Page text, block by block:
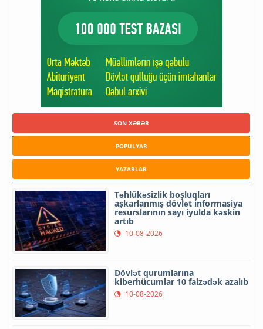
SON XƏBƏR
POPULYAR
YAZARLAR
Təhlükəsizlik boşluqları
aşkarlanmış dövlət informasiya
resurslarının sayı iyulda kəskin
artıb
10-08-2026
Dövlət qurumlarına
kiberhücumlar 10 faizədək azalıb
10-08-2026